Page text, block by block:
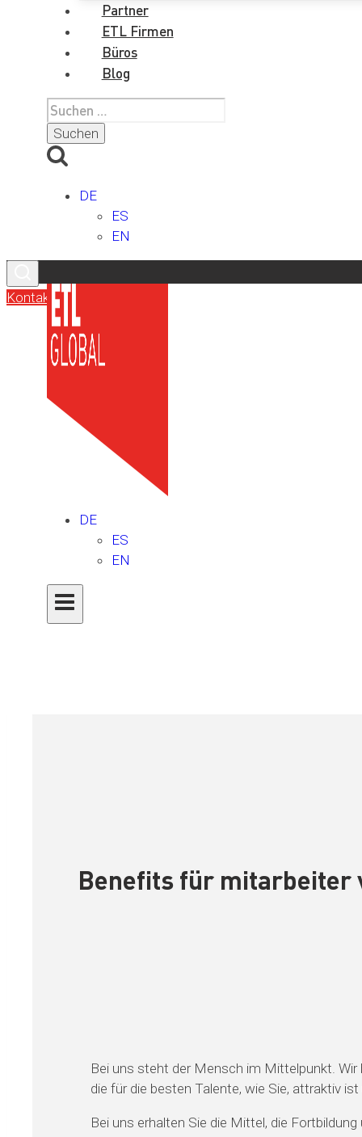
Partner
ETL Firmen
Büros
Blog
Suchen
nach:
DE
ES
EN
Kontakt
DE
ES
EN
Benefits für mitarbeiter
Bei uns steht der Mensch im Mittelpunkt. Wir
die für die besten Talente, wie Sie, attraktiv
Bei uns erhalten Sie die Mittel, die